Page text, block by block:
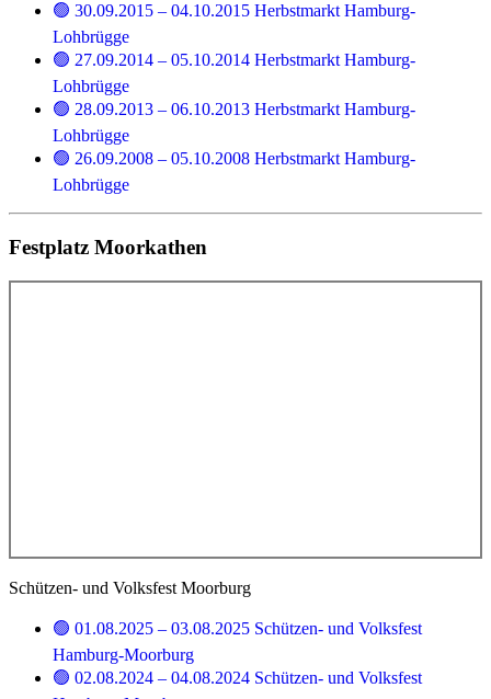
🟢 30.09.2015 – 04.10.2015 Herbstmarkt Hamburg-
Lohbrügge
🟢 27.09.2014 – 05.10.2014 Herbstmarkt Hamburg-
Lohbrügge
🟢 28.09.2013 – 06.10.2013 Herbstmarkt Hamburg-
Lohbrügge
🟢 26.09.2008 – 05.10.2008 Herbstmarkt Hamburg-
Lohbrügge
Festplatz Moorkathen
Schützen- und Volksfest Moorburg
🟢 01.08.2025 – 03.08.2025 Schützen- und Volksfest
Hamburg-Moorburg
🟢 02.08.2024 – 04.08.2024 Schützen- und Volksfest